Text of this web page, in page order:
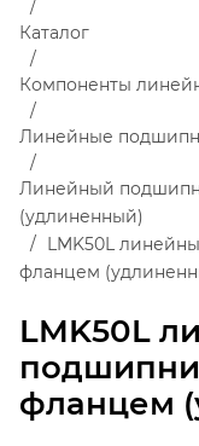
LMK50L
фланцем
Каталог
Компоненты
Линейные
Линейный
(удлиненный)
LMK50L
фланцем